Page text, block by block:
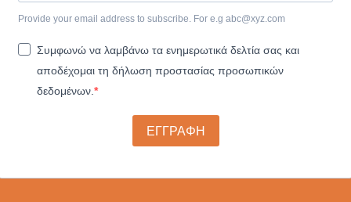
Provide your email address to subscribe. For e.g abc@xyz.com
Συμφωνώ να λαμβάνω τα ενημερωτικά δελτία σας και
αποδέχομαι τη δήλωση προστασίας προσωπικών
δεδομένων.
ΕΓΓΡΑΦΗ